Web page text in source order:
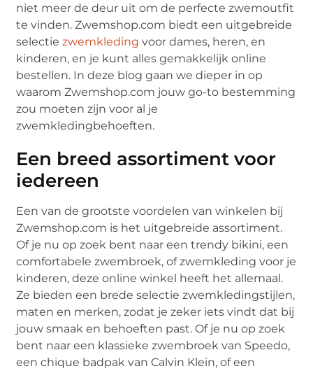
niet meer de deur uit om de perfecte zwemoutfit
te vinden. Zwemshop.com biedt een uitgebreide
selectiezwemkleding voor dames, heren, en
kinderen, en je kunt alles gemakkelijk online
bestellen. In deze blog gaan we dieper in op
waarom Zwemshop.com jouw go-to bestemming
zou moeten zijn voor al je
zwemkledingbehoeften.
Een breed assortiment voor
iedereen
Een van de grootste voordelen van winkelen bij
Zwemshop.com is het uitgebreide assortiment.
Of je nu op zoek bent naar een trendy bikini, een
comfortabele zwembroek, of zwemkleding voor je
kinderen, deze online winkel heeft het allemaal.
Ze bieden een brede selectie zwemkledingstijlen,
maten en merken, zodat je zeker iets vindt dat bij
jouw smaak en behoeften past. Of je nu op zoek
bent naar een klassieke zwembroek van Speedo,
een chique badpak van Calvin Klein, of een